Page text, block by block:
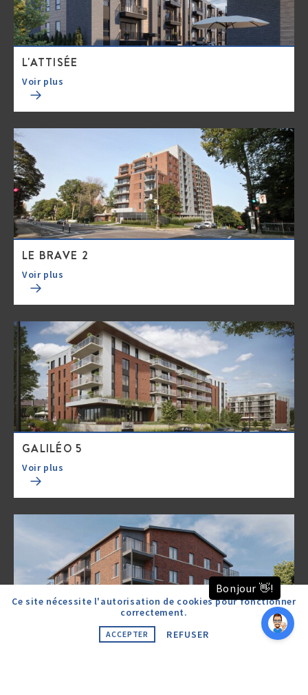
L'ATTISÉE
Voir plus
LE BRAVE 2
Voir plus
GALILÉO 5
Voir plus
PLACE DU CHATEAU
Ce site nécessite l'autorisation de cookies pour fonctionner
correctement.
ACCEPTER REFUSER